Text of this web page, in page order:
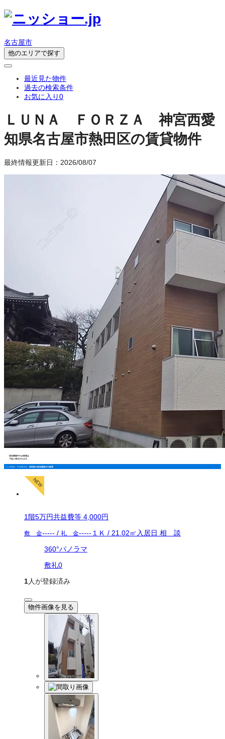
名古屋市
他のエリアで探す
最近見た物件
過去の検索条件
お気に入り0
ＬＵＮＡ ＦＯＲＺＡ 神宮西愛
知県名古屋市熱田区の賃貸物件
最終情報更新日：2026/08/07
現在募集中のお部屋は
下記に表示されます。
ＬＵＮＡ ＦＯＲＺＡ 神宮西の現在募集中の部屋
1階5万円共益費等 4,000円
敷 金----- / 礼 金----- １Ｋ / 21.02㎡ 入居日 相 談
360°パノラマ
敷礼0
1人が登録済み
物件画像を見る